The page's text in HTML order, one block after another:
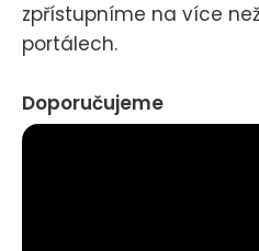
zpřístupníme na více
portálech.
Doporučujeme